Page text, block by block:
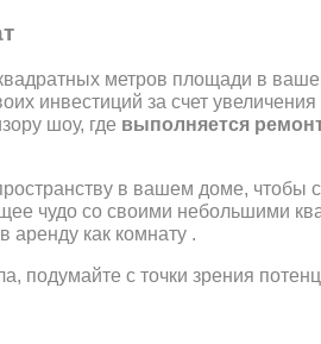
метров площади в
инвестиций за счет
шоу, где выполняется
в вашем доме, чтобы
чудо со своими небольшими
аренду как комнату .
подумайте с точки зрения